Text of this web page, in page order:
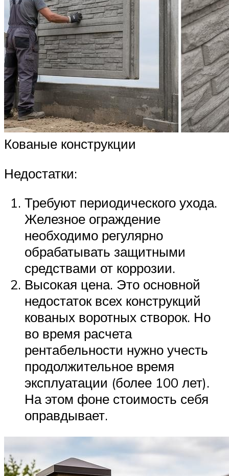
Кованые конструкции
Недостатки:
Требуют периодического ухода.
Железное ограждение
необходимо регулярно
обрабатывать защитными
средствами от коррозии.
Высокая цена. Это основной
недостаток всех конструкций
кованых воротных створок. Но
во время расчета
рентабельности нужно учесть
продолжительное время
эксплуатации (более 100 лет).
На этом фоне стоимость себя
оправдывает.